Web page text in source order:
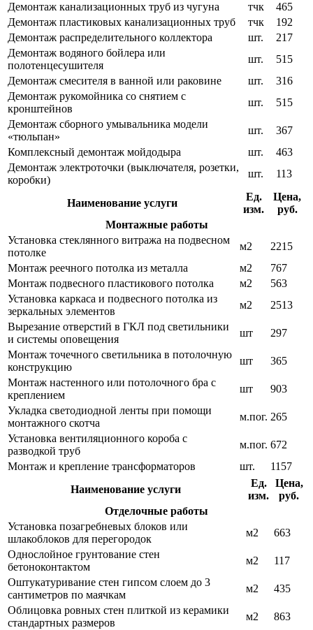
Демонтаж канализационных труб из чугуна
тчк
465
Демонтаж пластиковых канализационных труб
тчк
192
Демонтаж распределительного коллектора
шт.
217
Демонтаж водяного бойлера или
полотенцесушителя
шт.
515
Демонтаж смесителя в ванной или раковине
шт.
316
Демонтаж рукомойника со снятием с
кронштейнов
шт.
515
Демонтаж сборного умывальника модели
«тюльпан»
шт.
367
Комплексный демонтаж мойдодыра
шт.
463
Демонтаж электроточки (выключателя, розетки,
коробки)
шт. 113
Наименование услуги
Ед.
изм.
Цена,
руб.
Монтажные работы
Установка стеклянного витража на подвесном
потолке
м2
2215
Монтаж реечного потолка из металла
м2
767
Монтаж подвесного пластикового потолка
м2
563
Установка каркаса и подвесного потолка из
зеркальных элементов
м2
2513
Вырезание отверстий в ГКЛ под светильники
и системы оповещения
шт
297
Монтаж точечного светильника в потолочную
конструкцию
шт
365
Монтаж настенного или потолочного бра с
креплением
шт
903
Укладка светодиодной ленты при помощи
монтажного скотча
м.пог. 265
Установка вентиляционного короба с
разводкой труб
м.пог. 672
Монтаж и крепление трансформаторов
шт.
1157
Наименование услуги
Ед.
изм.
Цена,
руб.
Отделочные работы
Установка позагребневых блоков или
шлакоблоков для перегородок
м2
663
Однослойное грунтование стен
бетоноконтактом
м2
117
Оштукатуривание стен гипсом слоем до 3
сантиметров по маячкам
м2
435
Облицовка ровных стен плиткой из керамики
стандартных размеров
м2
863